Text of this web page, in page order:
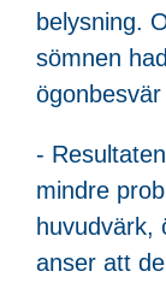
belysning.
sömnen
-
mindre
huvudvärk,
anser att